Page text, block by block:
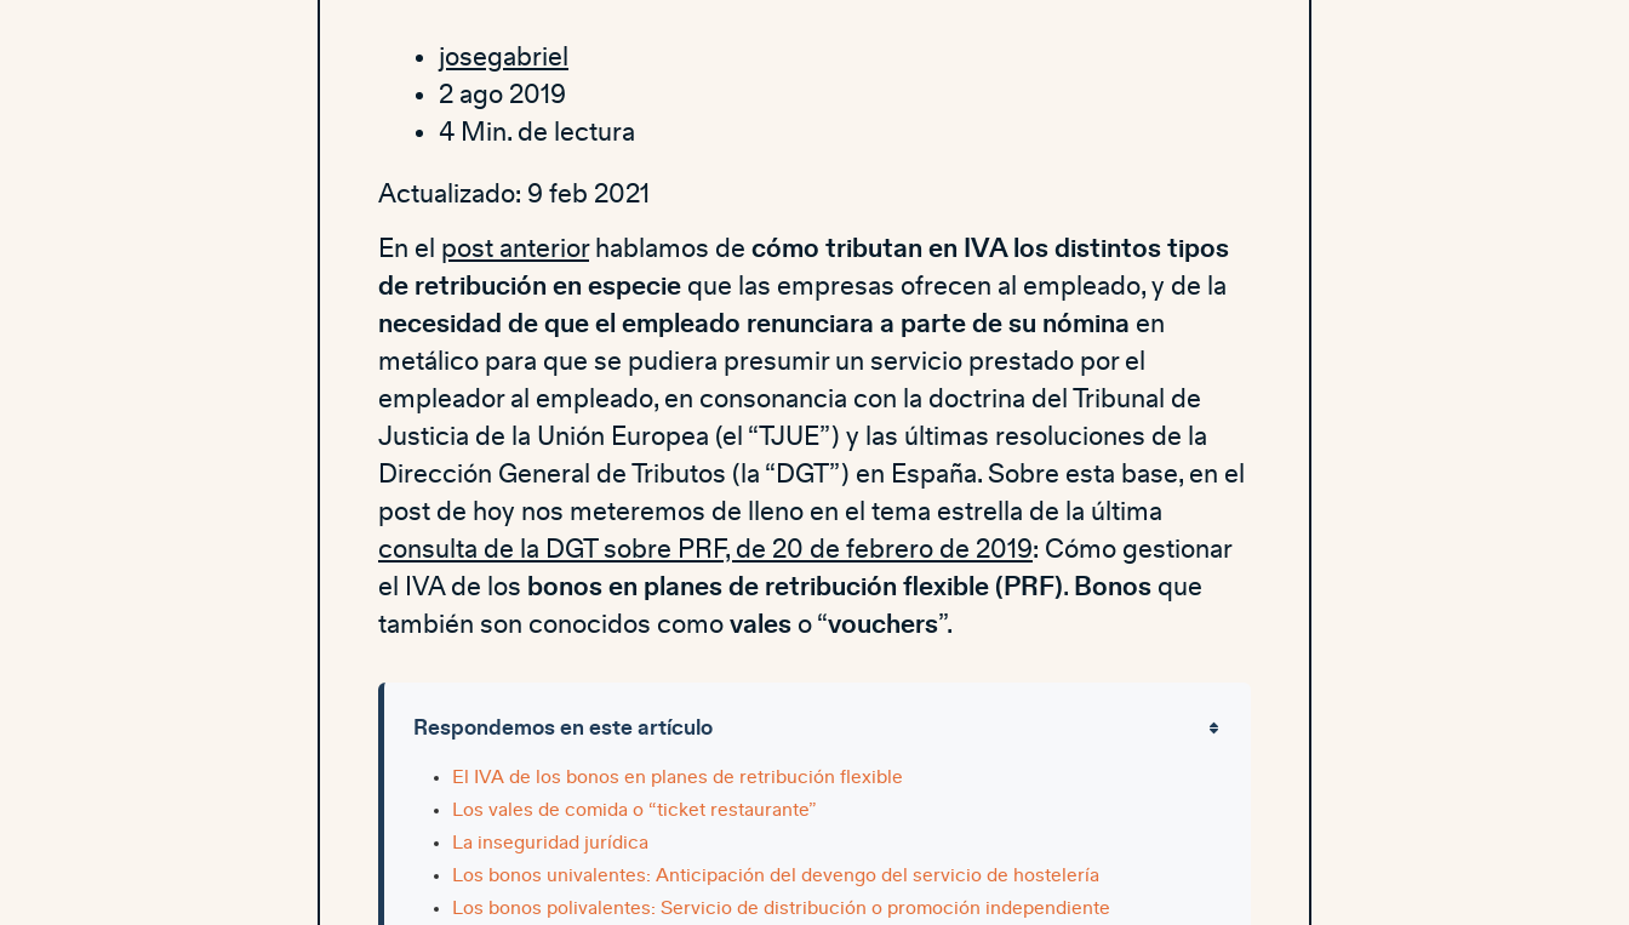
josegabriel
2 ago 2019
4 Min. de lectura
Actualizado: 9 feb 2021
En el post anteriorhablamos de cómo tributan en IVA los distintos tipos
de retribución en especie que las empresas ofrecen al empleado, y de la
necesidad de que el empleado renunciara a parte de su nómina en
metálico para que se pudiera presumir un servicio prestado por el
empleador al empleado, en consonancia con la doctrina del Tribunal de
Justicia de la Unión Europea (el “TJUE”) y las últimas resoluciones de la
Dirección General de Tributos (la “DGT”) en España. Sobre esta base, en el
post de hoy nos meteremos de lleno en el tema estrella de la última
consulta de la DGT sobre PRF, de 20 de febrero de 2019: Cómo gestionar
el IVA de los bonos en planes de retribución flexible (PRF). Bonos que
también son conocidos como vales o “vouchers”.
Respondemos en este artículo
El IVA de los bonos en planes de retribución flexible
Los vales de comida o “ticket restaurante”
La inseguridad jurídica
Los bonos univalentes: Anticipación del devengo del servicio de hostelería
Los bonos polivalentes: Servicio de distribución o promoción independiente